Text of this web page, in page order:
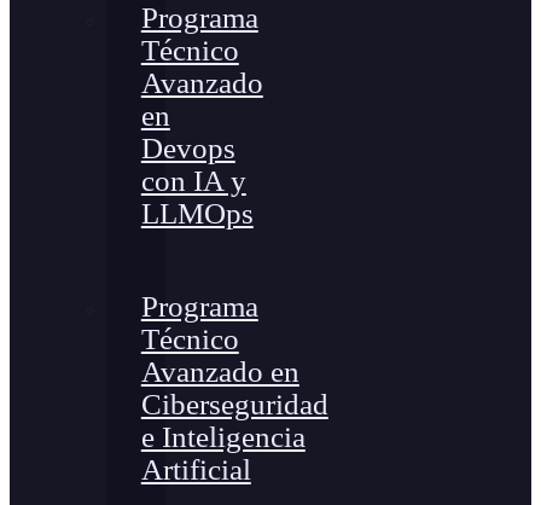
Programa
Técnico
Avanzado
en
Devops
con IA y
LLMOps
Programa
Técnico
Avanzado en
Ciberseguridad
e Inteligencia
Artificial